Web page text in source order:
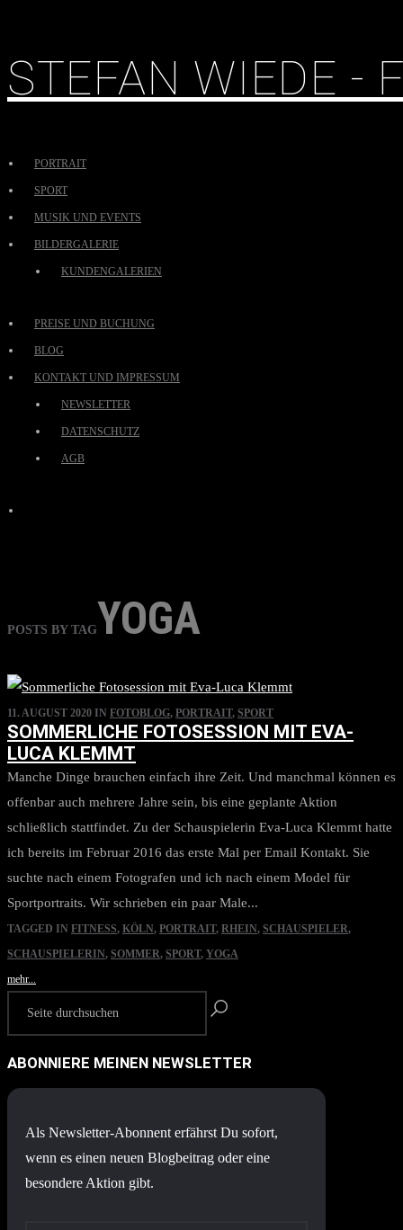
STEFAN WIEDE -
PORTRAIT
SPORT
MUSIK UND EVENTS
BILDERGALERIE
KUNDENGALERIEN
PREISE UND BUCHUNG
BLOG
KONTAKT UND IMPRESSUM
NEWSLETTER
DATENSCHUTZ
AGB
POSTS BY TAGYOGA
11. AUGUST 2020 IN FOTOBLOG, PORTRAIT, SPORT
SOMMERLICHE FOTOSESSION MIT EVA-
LUCA KLEMMT
Manche Dinge brauchen einfach ihre Zeit. Und manchmal können es
offenbar auch mehrere Jahre sein, bis eine geplante Aktion
schließlich stattfindet. Zu der Schauspielerin Eva-Luca Klemmt hatte
ich bereits im Februar 2016 das erste Mal per Email Kontakt. Sie
suchte nach einem Fotografen und ich nach einem Model für
Sportportraits. Wir schrieben ein paar Male...
TAGGED IN FITNESS, KÖLN, PORTRAIT, RHEIN, SCHAUSPIELER,
SCHAUSPIELERIN, SOMMER, SPORT, YOGA
mehr...
ABONNIERE MEINEN NEWSLETTER
Als Newsletter-Abonnent erfährst Du sofort,
wenn es einen neuen Blogbeitrag oder eine
besondere Aktion gibt.